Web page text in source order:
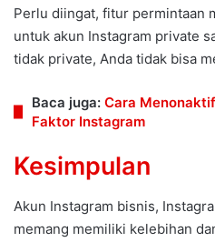
Perlu diingat, fitur permintaan
untuk akun Instagram private
tidak private, Anda tidak bisa
Baca juga: Cara
Faktor Instagram
Kesimpulan
Akun Instagram bisnis,
memang memiliki kelebihan